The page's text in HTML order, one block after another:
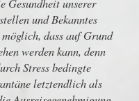
und Bekanntes
dass auf Grund
werden kann, denn
Stress bedingte
letztendlich als